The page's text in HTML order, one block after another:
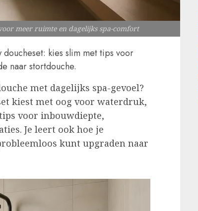
meer ruimte en dagelijks spa-comfort
kies slim met tips voor
naar stortdouche.
met dagelijks spa-gevoel?
kiest met oog voor waterdruk,
voor inbouwdiepte,
Je leert ook hoe je
kunt upgraden naar